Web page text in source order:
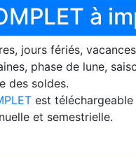
à
jours fériés, vacances
phase de lune,
des soldes.
est téléchargeable
et semestrielle.